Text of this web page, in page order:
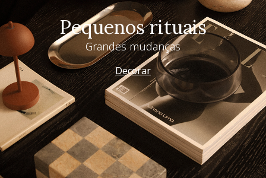
Pequenos rituais
Grandes mudanças
Decorar